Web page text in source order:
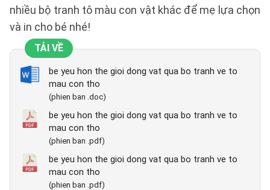
nhiều bộ tranh tô màu con vật khác để mẹ lựa chọn
và in cho bé nhé!
TẢI VỀ
be yeu hon the gioi dong vat qua bo tranh ve to
mau con tho
(phien ban .doc)
be yeu hon the gioi dong vat qua bo tranh ve to
mau con tho
(phien ban .pdf)
be yeu hon the gioi dong vat qua bo tranh ve to
mau con tho
(phien ban .pdf)